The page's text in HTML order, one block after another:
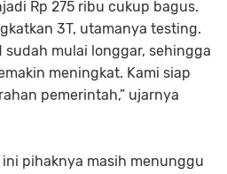
Rp 275 ribu cukup bagus.
3T, utamanya testing.
sudah mulai longgar, sehingga
meningkat. Kami siap
pemerintah,” ujarnya
pihaknya masih menunggu